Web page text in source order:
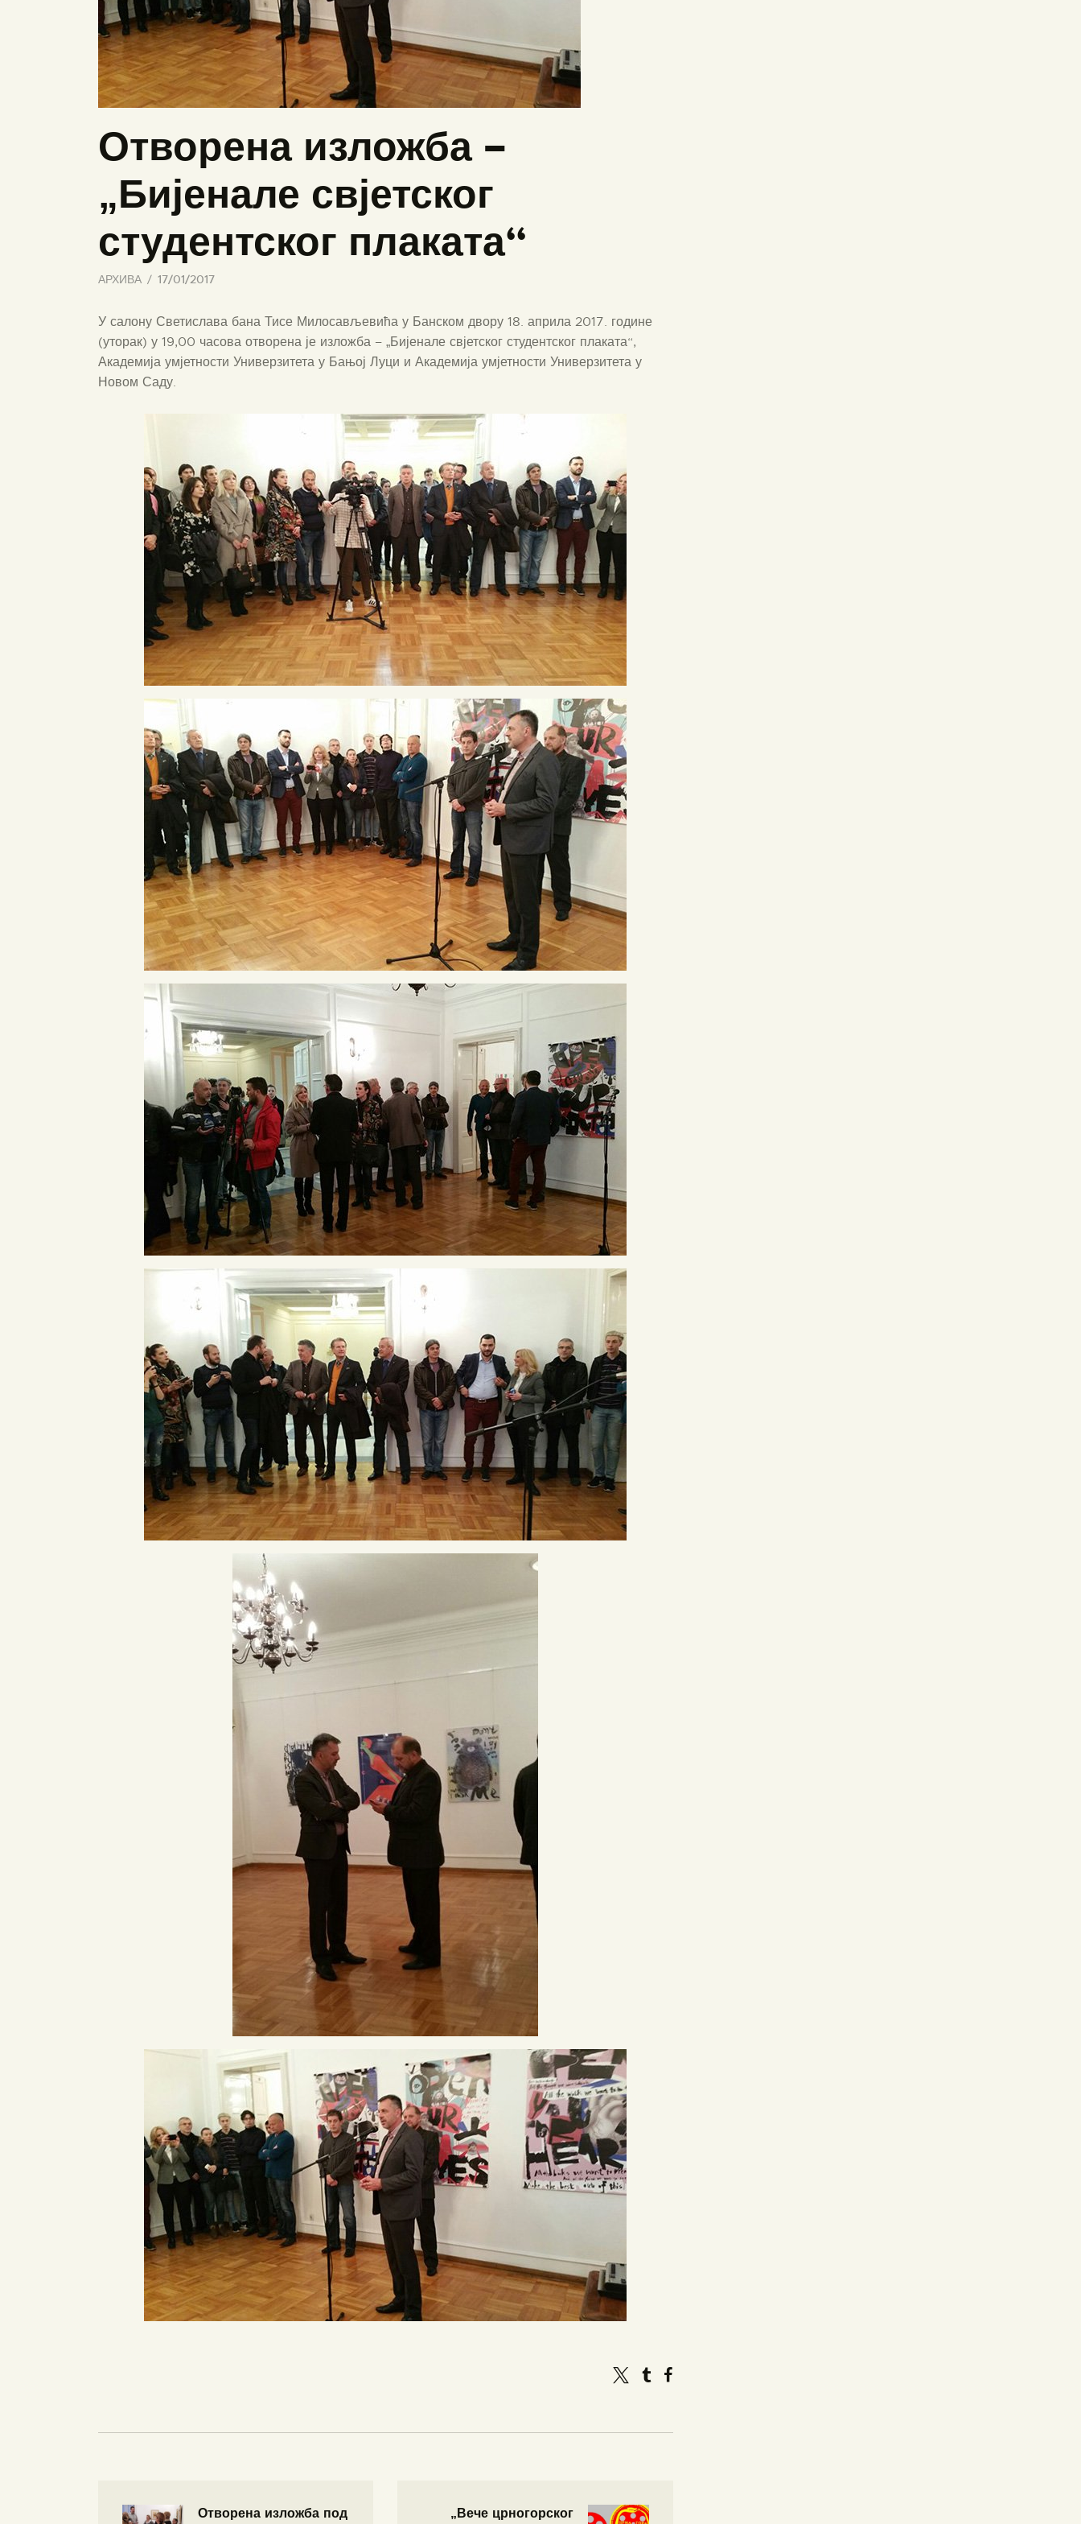
Отворена изложба –
„Бијенале свјетског
студентског плаката“
АРХИВА 17/01/2017
У салону Светислава бана Тисе Милосављевића у Банском двору 18. априла 2017. године
(уторак) у 19,00 часова отворена је изложба – „Бијенале свјетског студентског плаката“,
Академија умјетности Универзитета у Бањој Луци и Академија умјетности Универзитета у
Новом Саду.
Отворена изложба под
„Вече црногорског